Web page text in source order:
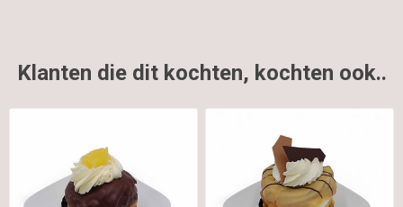
Klanten die dit kochten, kochten ook..